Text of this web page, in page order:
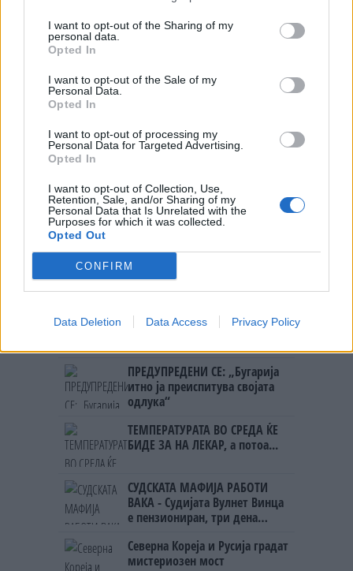
I want to opt-out of the Sharing of my
personal data.
Opted In
I want to opt-out of the Sale of my
Personal Data.
Opted In
I want to opt-out of processing my
Personal Data for Targeted Advertising.
Opted In
I want to opt-out of Collection, Use,
Retention, Sale, and/or Sharing of my
Personal Data that Is Unrelated with the
Purposes for which it was collected.
Opted Out
CONFIRM
Data Deletion Data Access Privacy Policy
Хорор во соседството - ГО
ЈА ЗЕМА ПЕНЗИЈАТА
НАЈЧИТАНИ ВО ПОСЛЕДНИ 7 ДЕНА
Ахмети кажа што го мачи:
СЛУШАМ, САКААТ ДА СЕ СУДИ
ЗА ВОЕНИТЕ ЗЛОСТРОСТВА НА
ИСТОРИСКО ОБЕДИНУВАЊЕ НА
МАКЕДОНЦИТЕ ВО СРБИЈА:
ФОРМИРАН МАКЕДОНСКИОТ
УЛЦИЊ Е АЛБАНСКИ, ЌЕ ГО
ОСЛОБОДИМЕ- Скандалозна
Црна Гора
ПРЕДУПРЕДЕНИ СЕ: „Бугарија
итно ја преиспитува својата
одлука“
ТЕМПЕРАТУРАТА ВО СРЕДА ЌЕ
БИДЕ ЗА НА ЛЕКАР, а потоа...
СУДСКАТА МАФИЈА РАБОТИ
ВАКА - Судијата Вулнет Винца
е пензиониран, три дена
на бизнисменот Марковски
Северна Кореја и Русија градат
мистериозен мост